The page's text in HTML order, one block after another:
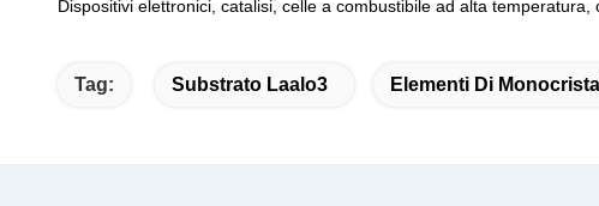
Dispositivi elettronici, catalisi, celle a combustibile ad alta
Tag: Substrato Laalo3 Elementi Di